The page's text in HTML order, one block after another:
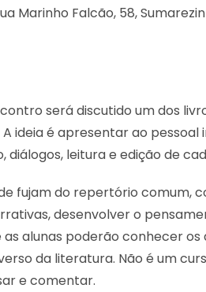
Marinho Falcão, 58,
será discutido um dos
ideia é apresentar ao pessoal
leitura e edição de
fujam do repertório comum,
desenvolver o
alunas poderão conhecer os
da literatura. Não é um
e comentar.